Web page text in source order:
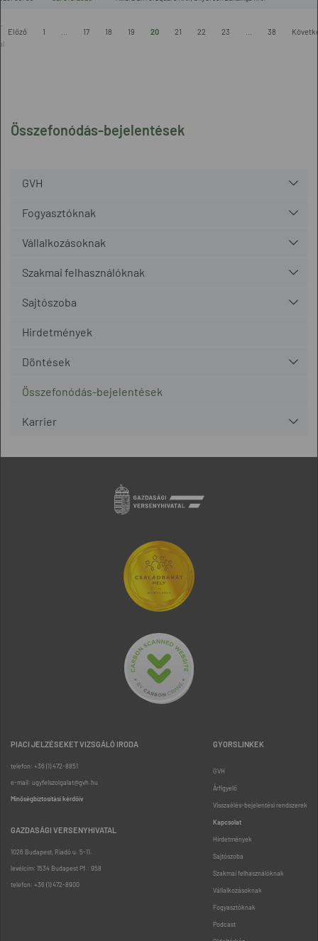
Összefonódás-bejelentések
GVH
Fogyasztóknak
Vállalkozásoknak
Szakmai felhasználóknak
Sajtószoba
Hirdetmények
Döntések
Összefonódás-bejelentések
Karrier
Előző 1 17 18 19 20 21 22 23 38
PIACI JELZÉSEKET VIZSGÁLÓ IRODA
telefon: +36 (1) 472-8851
e-mail: ugyfelszolgalat@gvh.hu
Minőségbiztosítási kérdőív
GAZDASÁGI VERSENYHIVATAL
1026 Budapest, Riadó u. 5-11.
levélcím: 1534 Budapest Pf.: 958
telefon: +36 (1) 472-8900
GYORSLINKEK
GVH
Árfigyelő
Visszaélés-bejelentési rendszerek
Kapcsolat
Hirdetmények
Sajtószoba
Szakmai felhasználóknak
Vállalkozásoknak
Fogyasztóknak
Podcast